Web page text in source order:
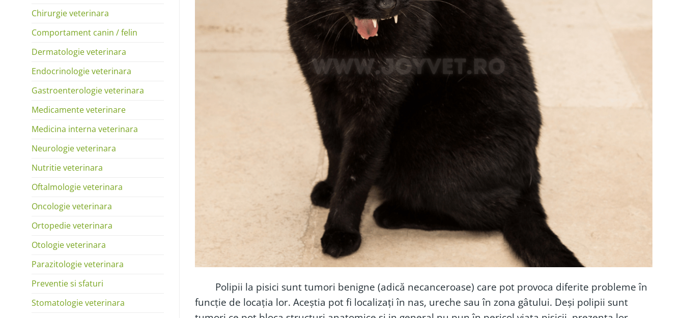
Chirurgie veterinara
Comportament canin / felin
Dermatologie veterinara
Endocrinologie veterinara
Gastroenterologie veterinara
Medicamente veterinare
Medicina interna veterinara
Neurologie veterinara
Nutritie veterinara
Oftalmologie veterinara
Oncologie veterinara
Ortopedie veterinara
Otologie veterinara
Parazitologie veterinara
Preventie si sfaturi
Stomatologie veterinara
Polipii la pisici sunt tumori benigne (adică necanceroase) care pot provoca diferite probleme în
funcție de locația lor. Aceștia pot fi localizați în nas, ureche sau în zona gâtului. Deși polipii sunt